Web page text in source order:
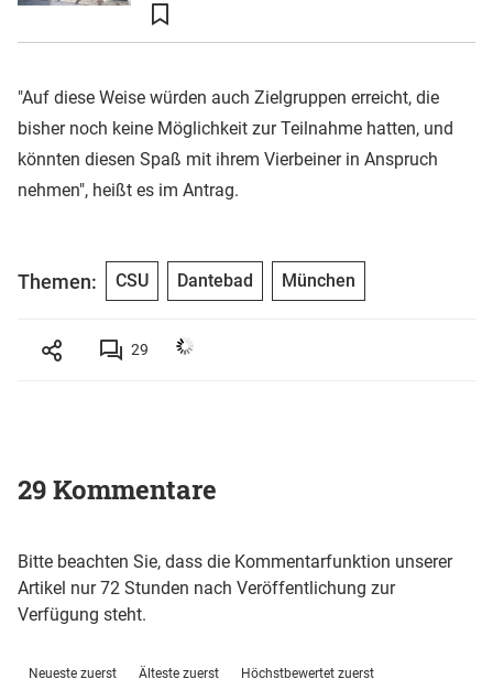
"Auf diese Weise würden auch Zielgruppen erreicht, die
bisher noch keine Möglichkeit zur Teilnahme hatten, und
könnten diesen Spaß mit ihrem Vierbeiner in Anspruch
nehmen", heißt es im Antrag.
Themen: CSU Dantebad München
29
29 Kommentare
Bitte beachten Sie, dass die Kommentarfunktion unserer
Artikel nur 72 Stunden nach Veröffentlichung zur
Verfügung steht.
Neueste zuerst Älteste zuerst Höchstbewertet zuerst